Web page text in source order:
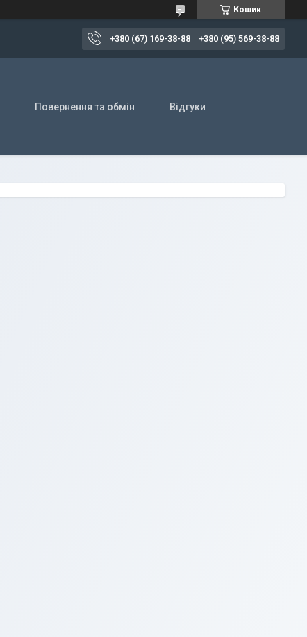
Кошик
+380 (67) 169-38-88 +380 (95) 569-38-88
Повернення та обмін Відгуки